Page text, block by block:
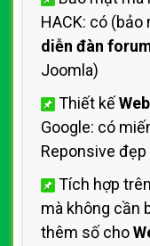
HACK: có (bảo
diễn đàn
Joomla)
Thiết kế
Google: có
Reponsive
Tích hợp trên
mà không cần
thêm số cho